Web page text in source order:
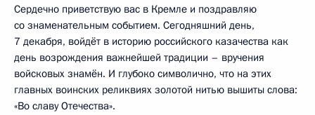
Сердечно приветствую вас в Кремле и поздравляю
со знаменательным событием. Сегодняшний день,
7 декабря, войдёт в историю российского казачества как
день возрождения важнейшей традиции – вручения
войсковых знамён. И глубоко символично, что на этих
главных воинских реликвиях золотой нитью вышиты слова:
«Во славу Отечества».